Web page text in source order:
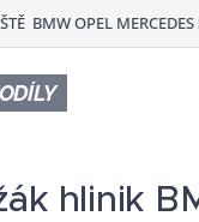
BMW OPEL
hlinik